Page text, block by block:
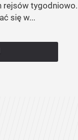
rejsów tygodniowo.
się w...